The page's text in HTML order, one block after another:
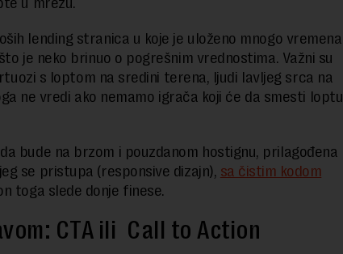
u mrežu.
lending stranica u koje je uloženo mnogo vremena
je neko brinuo o pogrešnim vrednostima. Važni su
s loptom na sredini terena, ljudi lavljeg srca na
ne vredi ako nemamo igrača koji će da smesti loptu
bude na brzom i pouzdanom hostignu, prilagođena
se pristupa (responsive dizajn), sa čistim kodom
toga slede donje finese.
CTA ili Call to Action